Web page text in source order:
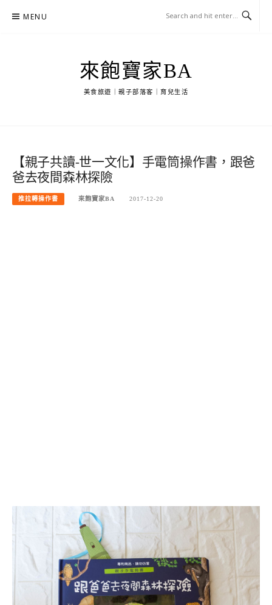
MENU
來飽寶家BA
美食旅遊｜親子部落客｜育兒生活
【親子共讀-世一文化】手電筒操作書，跟爸
爸去夜間森林探險
推拉轉操作書 來飽寶家BA 2017-12-20